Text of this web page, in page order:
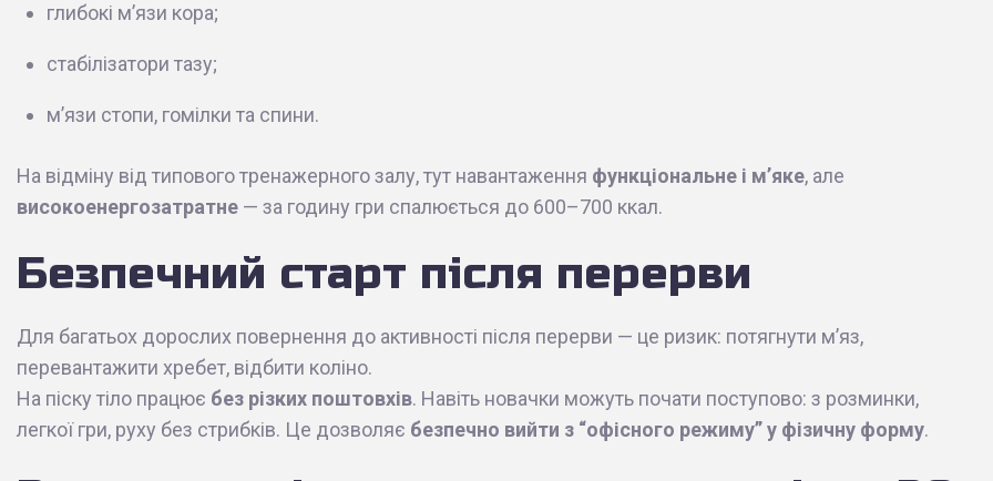
глибокі м’язи кора;
стабілізатори тазу;
м’язи стопи, гомілки та спини.
На відміну від типового тренажерного залу, тут навантаження функціональне і м’яке, але
високоенергозатратне — за годину гри спалюється до 600–700 ккал.
Безпечний старт після перерви
Для багатьох дорослих повернення до активності після перерви — це ризик: потягнути м’яз,
перевантажити хребет, відбити коліно.
На піску тіло працює без різких поштовхів. Навіть новачки можуть почати поступово: з розминки,
легкої гри, руху без стрибків. Це дозволяє безпечно вийти з “офісного режиму” у фізичну форму.